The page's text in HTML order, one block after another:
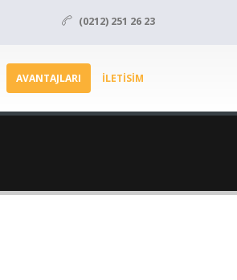
(0212) 251 26 23
AVANTAJLARI ILETISIM